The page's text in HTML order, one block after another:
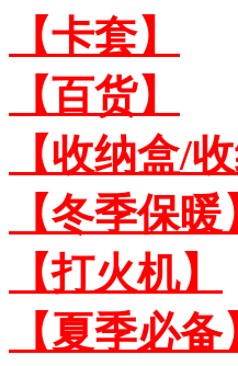
【卡套】
【百货】
【收纳盒/
【冬季保暖
【打火机】
【夏季必备